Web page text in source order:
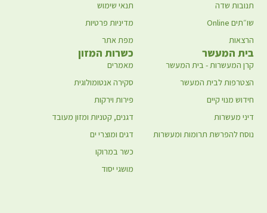
תנאי שימוש
מדיניות פרטיות
מפת אתר
תנובות שדה
שו״תים Online
הרצאות
כשרות המזון
מאמרים
סקירה אנטומולוגית
פירות וירקות
דגנים, קטניות ומזון מעובד
דגים ומוצרי ים
כשר במרוקו
מושגי יסוד
בית המעשר
קרן המעשרות - בית המעשר
הצטרפות לבית המעשר
חידוש מנוי קיים
דיני מעשרות
נוסח להפרשת תרומות ומעשרות